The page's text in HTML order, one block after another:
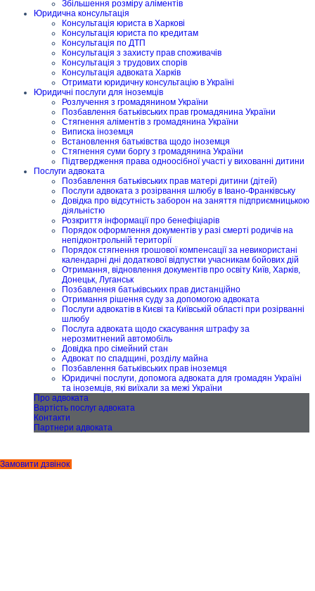
Замовити дзвінок
Збільшення розміру аліментів
Юридична консультація
Консультація юриста в Харкові
Консультація юриста по кредитам
Консультація по ДТП
Консультація з захисту прав споживачів
Консультація з трудових спорів
Консультація адвоката Харків
Отримати юридичну консультацію в Україні
Юридичні послуги для іноземців
Розлучення з громадянином України
Позбавлення батьківських прав громадянина України
Стягнення аліментів з громадянина України
Виписка іноземця
Встановлення батьківства щодо іноземця
Стягнення суми боргу з громадянина України
Підтвердження права одноосібної участі у вихованні дитини
Послуги адвоката
Позбавлення батьківських прав матері дитини (дітей)
Послуги адвоката з розірвання шлюбу в Івано-Франківську
Довідка про відсутність заборон на заняття підприємницькою
діяльністю
Розкриття інформації про бенефіціарів
Порядок оформлення документів у разі смерті родичів на
непідконтрольній території
Порядок стягнення грошової компенсації за невикористані
календарні дні додаткової відпустки учасникам бойових дій
Отримання, відновлення документів про освіту Київ, Харків,
Донецьк, Луганськ
Позбавлення батьківських прав дистанційно
Отримання рішення суду за допомогою адвоката
Послуги адвокатів в Києві та Київській області при розірванні
шлюбу
Послуга адвоката щодо скасування штрафу за
нерозмитнений автомобіль
Довідка про сімейний стан
Адвокат по спадщині, розділу майна
Позбавлення батьківських прав іноземця
Юридичні послуги, допомога адвоката для громадян Україні
та іноземців, які виїхали за межі України
Про адвоката
Вартість послуг адвоката
Контакти
Партнери адвоката